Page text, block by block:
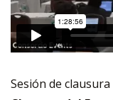
Sesión de clausura